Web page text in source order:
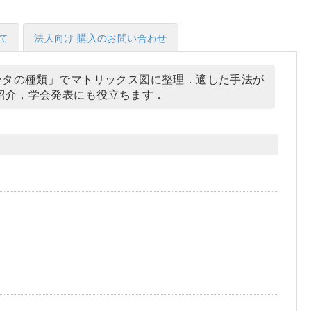
法人向け 購入のお問い合わせ
の種類」でマトリックス図に整理．適した手法が
，学会発表にも役立ちます．